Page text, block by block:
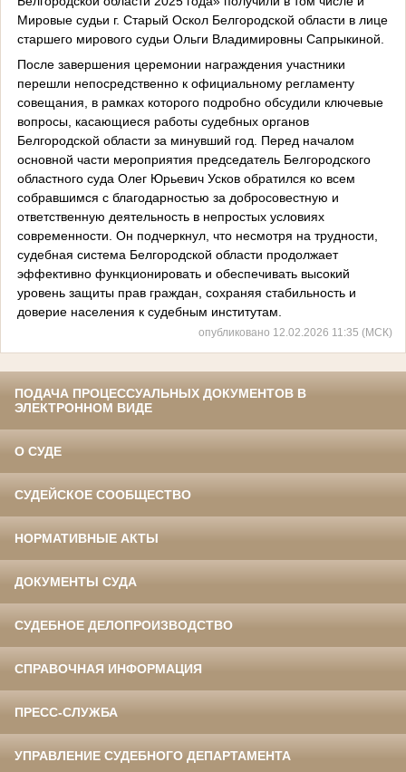
Мировые судьи г. Старый Оскол Белгородской области в лице
старшего мирового судьи Ольги Владимировны Сапрыкиной.
После завершения церемонии награждения участники
перешли непосредственно к официальному регламенту
совещания, в рамках которого подробно обсудили ключевые
вопросы, касающиеся работы судебных органов
Белгородской области за минувший год. Перед началом
основной части мероприятия председатель Белгородского
областного суда Олег Юрьевич Усков обратился ко всем
собравшимся с благодарностью за добросовестную и
ответственную деятельность в непростых условиях
современности. Он подчеркнул, что несмотря на трудности,
судебная система Белгородской области продолжает
эффективно функционировать и обеспечивать высокий
уровень защиты прав граждан, сохраняя стабильность и
доверие населения к судебным институтам.
опубликовано 12.02.2026 11:35 (МСК)
ПОДАЧА ПРОЦЕССУАЛЬНЫХ ДОКУМЕНТОВ В
ЭЛЕКТРОННОМ ВИДЕ
О СУДЕ
СУДЕЙСКОЕ СООБЩЕСТВО
НОРМАТИВНЫЕ АКТЫ
ДОКУМЕНТЫ СУДА
СУДЕБНОЕ ДЕЛОПРОИЗВОДСТВО
СПРАВОЧНАЯ ИНФОРМАЦИЯ
ПРЕСС-СЛУЖБА
УПРАВЛЕНИЕ СУДЕБНОГО ДЕПАРТАМЕНТА